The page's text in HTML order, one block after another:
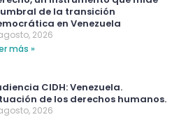
de la transición
en Venezuela
2026
más »
CIDH: Venezuela.
de los derechos humanos.
2026